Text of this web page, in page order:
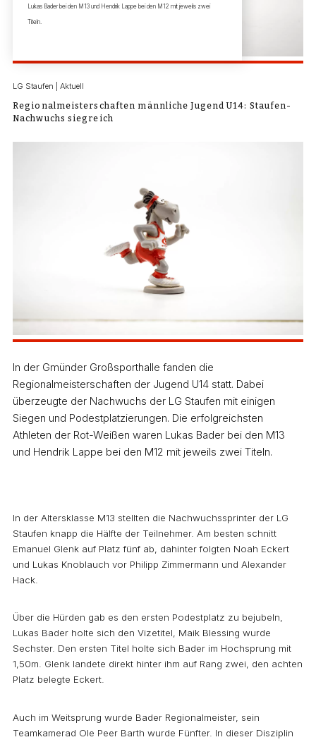
Lukas Bader bei den M13 und Hendrik Lappe bei den M12 mit jeweils zwei
Titeln.
LG Staufen | Aktuell
Regionalmeisterschaften männliche Jugend U14: Staufen-
Nachwuchs siegreich
In der Gmünder Großsporthalle fanden die
Regionalmeisterschaften der Jugend U14 statt. Dabei
überzeugte der Nachwuchs der LG Staufen mit einigen
Siegen und Podestplatzierungen. Die erfolgreichsten
Athleten der Rot-Weißen waren Lukas Bader bei den M13
und Hendrik Lappe bei den M12 mit jeweils zwei Titeln.
In der Altersklasse M13 stellten die Nachwuchssprinter der LG
Staufen knapp die Hälfte der Teilnehmer. Am besten schnitt
Emanuel Glenk auf Platz fünf ab, dahinter folgten Noah Eckert
und Lukas Knoblauch vor Philipp Zimmermann und Alexander
Hack.
Über die Hürden gab es den ersten Podestplatz zu bejubeln,
Lukas Bader holte sich den Vizetitel, Maik Blessing wurde
Sechster. Den ersten Titel holte sich Bader im Hochsprung mit
1,50m. Glenk landete direkt hinter ihm auf Rang zwei, den achten
Platz belegte Eckert.
Auch im Weitsprung wurde Bader Regionalmeister, sein
Teamkamerad Ole Peer Barth wurde Fünfter. In dieser Disziplin